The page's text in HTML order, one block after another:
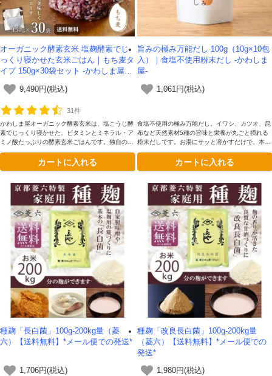
オーガニック酵素玄米 塩麹酵素でじ
っくり寝かせた玄米ごはん｜もち麦タ
イプ 150g×30袋セット -かわしま屋-
【送料無料】
9,490円(税込)
31件
かわしま屋オーガニック酵素玄米は、塩こうじ酵
素でじっくり寝かせた、ビタミンとミネラル・ア
ミノ酸たっぷりの酵素玄米ごはんです。独自の二
もち麦入りですカートに入れる
旨みの極み万能だし 100g（10g×10包
入）｜食塩不使用粉末だし -かわしま
屋-
1,061円(税込)
食塩不使用の極み万能だし。イワシ、カツオ、昆
布など天然素材5種の旨味と栄養が丸ごと摂れる
粉末だしです。お湯にサッと溶かすだけで、本格
カートに入れる
種麹「長白菌」100g-200kg量（菱
六）【送料無料】*メール便での発送*
1,706円(税込)
種麹「改良長白菌」100g-200kg量
（菱六）【送料無料】*メール便での
発送*
1,980円(税込)